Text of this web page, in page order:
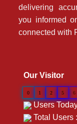
delivering
you informed
connected with
Our Visitor
0 1 2 5 6
Users
Total Users